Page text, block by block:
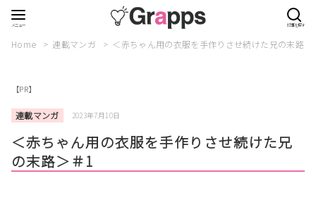
Home 連載マンガ ＜赤ちゃん用の衣服を手作りさせ続けた兄の末路＞
【PR】
連載マンガ 2023年7月10日
＜赤ちゃん用の衣服を手作りさせ続けた兄
の末路＞＃1